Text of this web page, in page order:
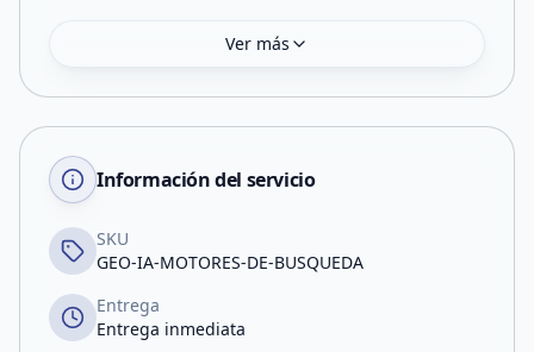
Ver más
Información del servicio
SKU
GEO-IA-MOTORES-DE-BUSQUEDA
Entrega
Entrega inmediata